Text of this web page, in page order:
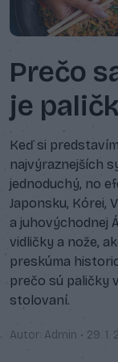
Prečo
je
Keď si
najvýraznejších
jednoduchý, no
Japonsku, Kórei,
a juhovýchodnej
vidličky a nože,
preskúma
prečo sú paličky
stolovaní.
Autor: Admin • 29. 1.